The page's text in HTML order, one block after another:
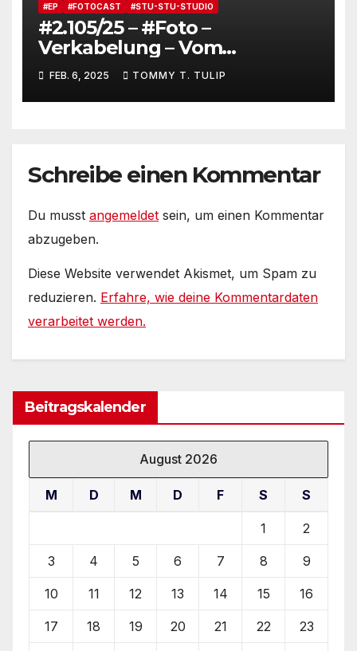
#EP #FOTOCAST #STU-STU-STUDIO
#2.105/25 – #Foto –
Verkabelung – Vom
Schreibtischtäterwissen auf
zu neuen Ufern
FEB. 6, 2025 TOMMY T. TULIP
Schreibe einen Kommentar
Du musst angemeldet sein, um einen Kommentar
abzugeben.
Diese Website verwendet Akismet, um Spam zu
reduzieren. Erfahre, wie deine Kommentardaten
verarbeitet werden.
Beitragskalender
August 2026
M D M D F S S
1 2
3 4 5 6 7 8 9
10 11 12 13 14 15 16
17 18 19 20 21 22 23